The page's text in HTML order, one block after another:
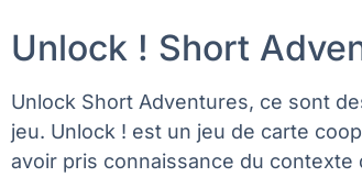
Unlock ! Short
Unlock Short Adventures, ce sont
jeu. Unlock ! est un jeu de carte
avoir pris connaissance du